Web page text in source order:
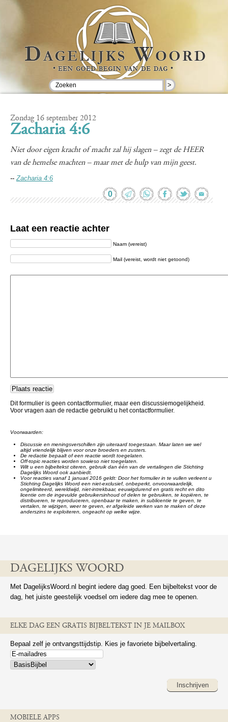
>
Zondag 16 september 2012
Zacharia 4:6
Niet door eigen kracht of macht zal hij slagen – zegt de HEER
van de hemelse machten – maar met de hulp van mijn geest.
--Zacharia 4:6
0
Laat een reactie achter
Naam (vereist)
Mail (vereist, wordt niet getoond)
Dit formulier is geen contactformulier, maar een discussiemogelijkheid.
Voor vragen aan de redactie gebruikt u het contactformulier.
Voorwaarden:
Discussie en meningsverschillen zijn uiteraard toegestaan. Maar laten we wel
altijd vriendelijk blijven voor onze broeders en zusters.
De redactie bepaalt of een reactie wordt toegelaten.
Off-topic reacties worden sowieso niet toegelaten.
Wilt u een bijbeltekst citeren, gebruik dan één van de vertalingen die Stichting
Dagelijks Woord ook aanbiedt.
Voor reacties vanaf 1 januari 2016 geldt: Door het formulier in te vullen verleent u
Stichting Dagelijks Woord een niet-exclusief, onbeperkt, onvoorwaardelijk,
ongelimiteerd, wereldwijd, niet-intrekbaar, eeuwigdurend en gratis recht en dito
licentie om de ingevulde gebruikersinhoud of delen te gebruiken, te kopiëren, te
distribueren, te reproduceren, openbaar te maken, in sublicentie te geven, te
vertalen, te wijzigen, weer te geven, er afgeleide werken van te maken of deze
anderszins te exploiteren, ongeacht op welke wijze.
DAGELIJKS WOORD
Met DagelijksWoord.nl begint iedere dag goed. Een bijbeltekst voor de
dag, het juiste geestelijk voedsel om iedere dag mee te openen.
ELKE DAG EEN GRATIS BIJBELTEKST IN JE MAILBOX
Bepaal zelf je ontvangsttijdstip. Kies je favoriete bijbelvertaling.
Inschrijven
MOBIELE APPS